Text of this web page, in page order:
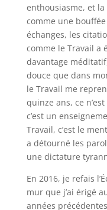
enthousiasme, et
comme une bouffée
échanges, les
comme le Travail a
davantage
douce que dans
le Travail me
quinze ans, ce
c’est un
Travail, c’est le
a détourné les
une dictature
En 2016, je refais
mur que j’ai érigé
années